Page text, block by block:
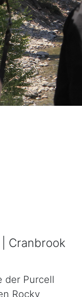
Cranbrook
der Purcell
Rocky